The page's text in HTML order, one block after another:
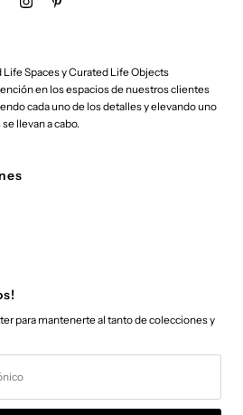
Spaces y Curated Life Objects
en los espacios de nuestros clientes
cada uno de los detalles y elevando uno
llevan a cabo.
para mantenerte al tanto de colecciones y